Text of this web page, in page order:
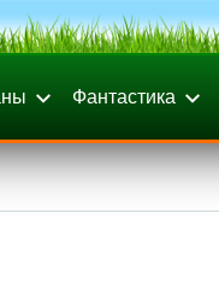
Фантастика